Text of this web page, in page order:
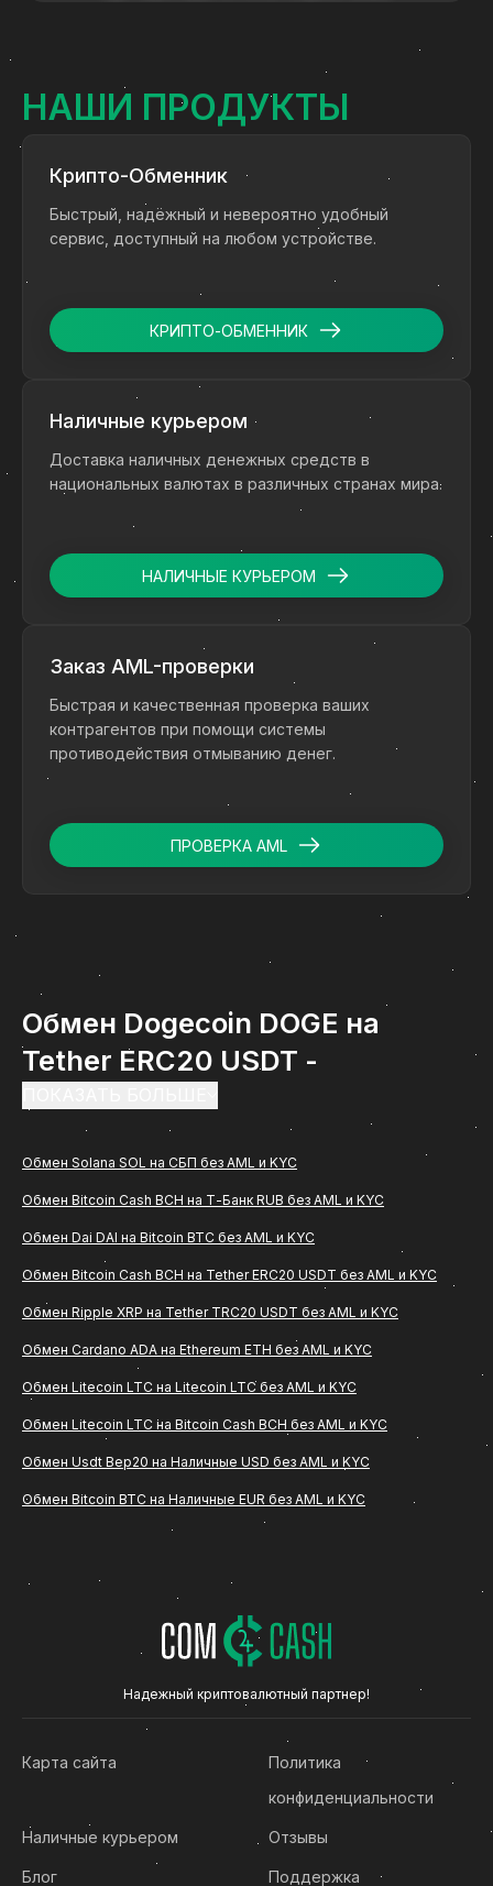
НАШИ ПРОДУКТЫ
Крипто-Обменник
Быстрый, надёжный и невероятно удобный
сервис, доступный на любом устройстве.
КРИПТО-ОБМЕННИК
Наличные курьером
Доставка наличных денежных средств в
национальных валютах в различных странах мира.
НАЛИЧНЫЕ КУРЬЕРОМ
Заказ AML-проверки
Быстрая и качественная проверка ваших
контрагентов при помощи системы
противодействия отмыванию денег.
ПРОВЕРКА AML
Обмен Dogecoin DOGE на
Tether ERC20 USDT -
ComCash
востребованное направление среди
пользователей, которым важно быстро и удобно
перевести цифровые активы в рубли с
зачислением на банковскую карту. Если вам
нужна понятная инструкция, как проходит обмен
(Dogecoin DOGE) на Tether ERC20 USDT через
сервис ComCash, ниже вы найдете подробное
описание всех этапов, особенностей
оформления заявки и основных рекомендаций по
безопасности.
Tether ERC20 USDT
Обмен DOGE на Tether ERC20 USDT - это
операция, при которой пользователь переводит
указанный сервисом криптовалютный адрес и
получает эквивалентную сумму в рублях на
банковскую карту. Такой формат подходит тем,
кто хочет конвертировать криптовалюту в
фиатные средства без сложных технических
действий.
Обмен Solana SOL на СБП без AML и KYC
Обмен Bitcoin Cash BCH на Т-Банк RUB без AML и KYC
Обмен Dai DAI на Bitcoin BTC без AML и KYC
Обмен Bitcoin Cash BCH на Tether ERC20 USDT без AML и KYC
Обмен Ripple XRP на Tether TRC20 USDT без AML и KYC
Обмен Cardano ADA на Ethereum ETH без AML и KYC
Обмен Litecoin LTC на Litecoin LTC без AML и KYC
Обмен Litecoin LTC на Bitcoin Cash BCH без AML и KYC
Обмен Usdt Bep20 на Наличные USD без AML и KYC
Обмен Bitcoin BTC на Наличные EUR без AML и KYC
Надежный криптовалютный партнер!
Карта сайта
Политика
конфиденциальности
Наличные курьером Отзывы
Блог Поддержка